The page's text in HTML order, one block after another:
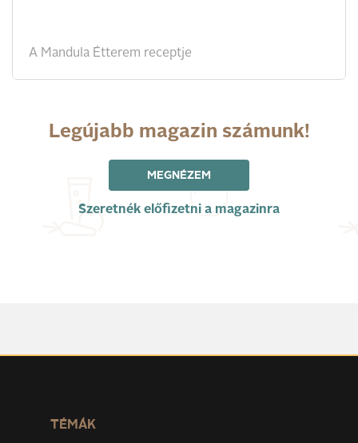
A Mandula Étterem receptje
Legújabb magazin számunk!
MEGNÉZEM
Szeretnék előfizetni a magazinra
TÉMÁK